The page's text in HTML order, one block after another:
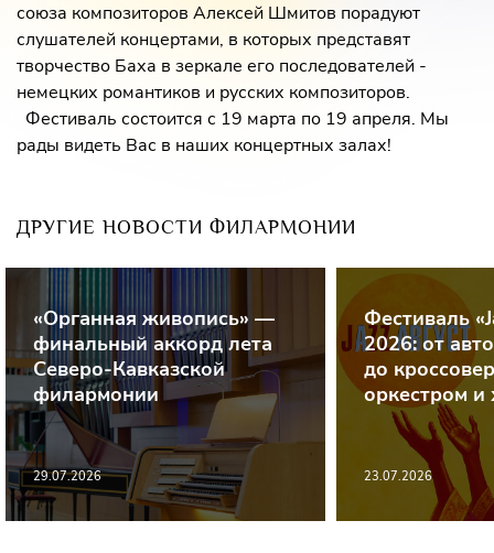
союза композиторов Алексей Шмитов порадуют
слушателей концертами, в которых представят
творчество Баха в зеркале его последователей -
немецких романтиков и русских композиторов.
Фестиваль состоится с 19 марта по 19 апреля. Мы
рады видеть Вас в наших концертных залах!
ДРУГИЕ НОВОСТИ ФИЛАРМОНИИ
«Органная живопись» —
финальный аккорд лета
Северо-Кавказской
филармонии
29.07.2026
Фестиваль
2026: от
до
оркестром и
23.07.2026